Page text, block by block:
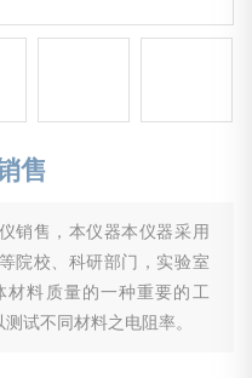
售
销售，本仪器本仪器采用
院校、科研部门，实验室
材料质量的一种重要的工
试不同材料之电阻率。